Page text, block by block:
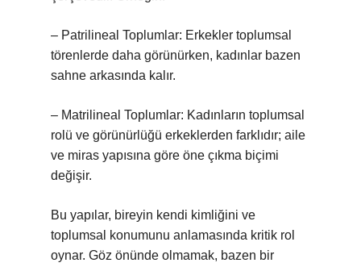
– Patrilineal Toplumlar: Erkekler toplumsal
törenlerde daha görünürken, kadınlar bazen
sahne arkasında kalır.
– Matrilineal Toplumlar: Kadınların toplumsal
rolü ve görünürlüğü erkeklerden farklıdır; aile
ve miras yapısına göre öne çıkma biçimi
değişir.
Bu yapılar, bireyin kendi kimliğini ve
toplumsal konumunu anlamasında kritik rol
oynar. Göz önünde olmamak, bazen bir